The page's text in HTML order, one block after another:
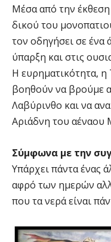
Μέσα από την έκθεση
δικού του
τον οδηγήσει σε ένα
ύπαρξη και στις
Η ευρηματικότητα, η
βοηθούν να βρούμε
Λαβύρινθο και να
Αριάδνη του αέναου
Σύμφωνα με την
Υπάρχει πάντα ένας
αφρό των ημερών
που τα νερά είναι